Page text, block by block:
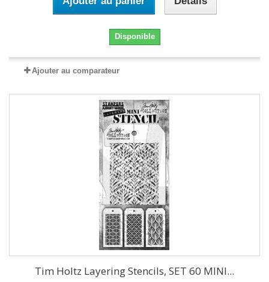
Disponible
Ajouter au comparateur
Tim Holtz Layering Stencils, SET 60 MINI...